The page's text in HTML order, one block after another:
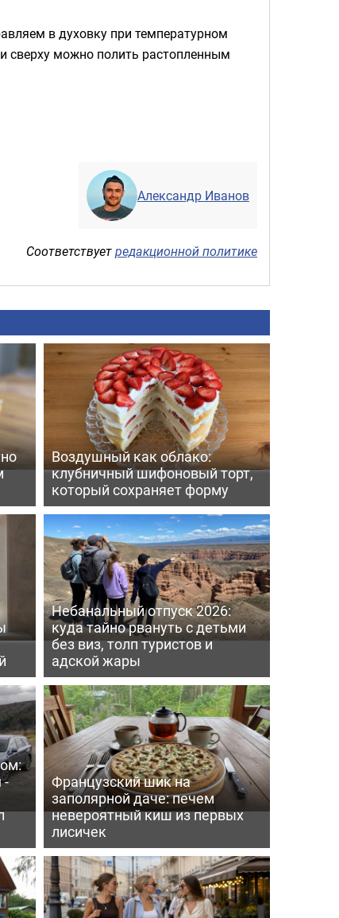
в духовку при температурном
сверху можно полить растопленным
Александр Иванов
Соответствуетредакционной политике
Воздушный как облако:
клубничный шифоновый торт,
который сохраняет форму
Небанальный отпуск 2026:
куда тайно рвануть с детьми
без виз, толп туристов и
адской жары
-
Французский шик на
заполярной даче: печем
невероятный киш из первых
лисичек